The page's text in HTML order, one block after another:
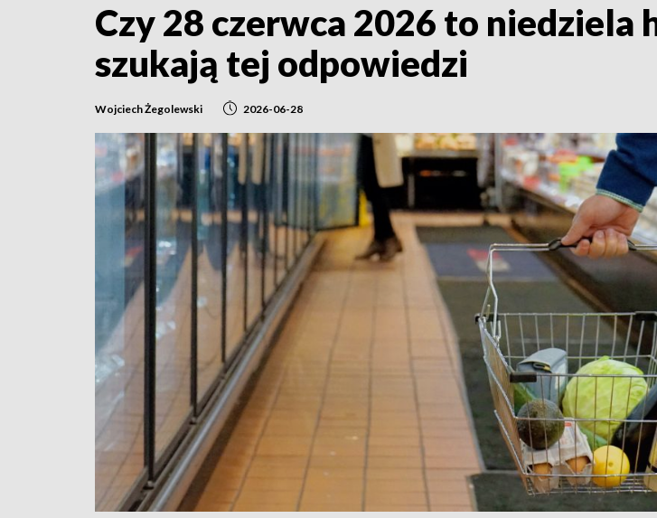
Czy 28 czerwca 2026 to niedziela
szukają tej odpowiedzi
Wojciech Żegolewski 2026-06-28